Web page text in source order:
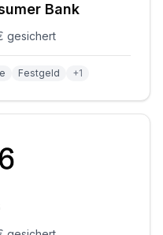
Bank
gesichert
Festgeld +1